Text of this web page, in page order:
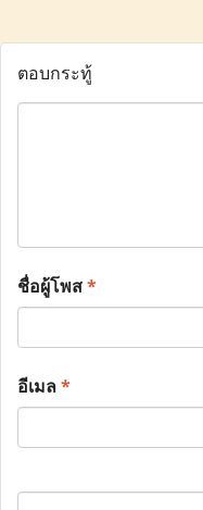
ตอบกระทู้
ชื่อผู้โพส*
อีเมล*